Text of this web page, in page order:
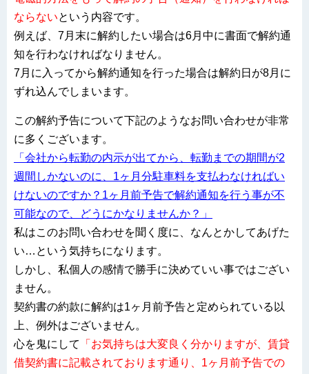
ならないという内容です。
例えば、7月末に解約したい場合は6月中に書面で解約通
知を行わなければなりません。
7月に入ってから解約通知を行った場合は解約日が8月に
ずれ込んでしまいます。
この解約予告について下記のようなお問い合わせが非常
に多くございます。
「会社から転勤の内示が出てから、転勤までの期間が2
週間しかないのに、1ヶ月分駐車料を支払わなければい
けないのですか？1ヶ月前予告で解約通知を行う事が不
可能なので、どうにかなりませんか？」
私はこのお問い合わせを聞く度に、なんとかしてあげた
い…という気持ちになります。
しかし、私個人の感情で勝手に決めていい事ではござい
ません。
契約書の約款に解約は1ヶ月前予告と定められている以
上、例外はございません。
心を鬼にして
「お気持ちは大変良く分かりますが、賃貸
借契約書に記載されております通り、1ヶ月前予告での